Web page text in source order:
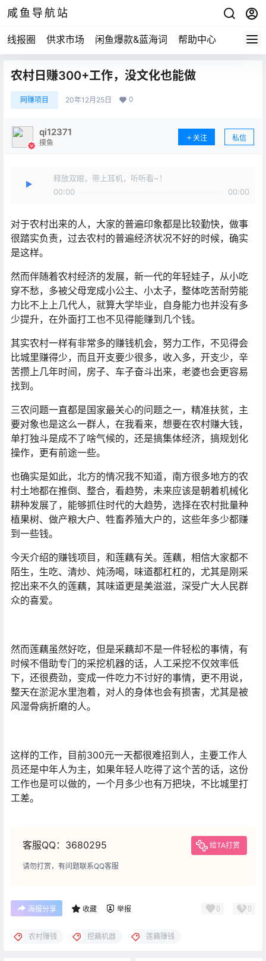
咸鱼导航站
线报圈 供求市场 闲鱼爆款&蓝海词 帮助中心
农村日赚300+工作，没文化也能做
网赚项目 20年12月25日 0
qi12371
摸鱼
关注 私信
释放双眼，带上耳机，听听看~！
00:00
00:00
对于农村出来的人，大家的普遍印象都是比较勤快，做事
很踏实负责，过去农村的普遍经济状况不好的时候，确实
是这样。
然而伴随着农村经济的发展，新一代的年轻娃子，从小吃
穿不愁，多被父母宠成小公主、小太子，整体吃苦耐劳能
力比不上上几代人，就算大学毕业，自身能力也并没有多
少提升，在外面打工也不见得能赚到几个钱。
其实农村一样有非常多的赚钱机会，努力工作，不见得会
比城里赚得少，而且开支要少很多，收入多，开支少，辛
苦攒上几年时间，房子、车子奋斗出来，老婆也会更容易
找到。
三农问题一直都是国家最关心的问题之一，精准扶贫，主
要对象也是这么一群人，在我看来，想要在农村赚大钱，
单打独斗是成不了啥气候的，还是搞集体经济，搞规划化
操作，更有前途一些。
也确实是如此，北方的情况我不知道，南方很多地方的农
村土地都在推倒、整合，看趋势，未来应该是朝着机械化
耕种发展了，能够抓住时代的大趋势，选择在农村批量种
植果树、做产粮大户、牲畜养殖大户的，这些年多少都赚
到一些钱。
今天介绍的赚钱项目，和莲藕有关。莲藕，相信大家都不
陌生，生吃、清炒、炖汤喝，味道都杠杠的，尤其是刚采
挖出来不久的莲藕，其味道更是美滋滋，深受广大人民群
众的喜爱。
然而莲藕虽然好吃，但是采藕却不是一件轻松的事情，有
时候不借助专门的采挖机器的话，人工采挖不仅效率低
下，还很费劲，变成一件吃力不讨好的事情，更不用说，
整天在淤泥水里泡着，对人的身体也会有损害，尤其是被
风湿骨病折磨的人。
这样的工作，目前300元一天都很难招到人，主要工作人
员还是中年人为主，如果年轻人吃得了这个苦的话，这份
工作也是可以做的，一个月多少也有万把块，不比城里打
工差。
客服QQ：3680295 给TA打赏
请勿打赏，有问题联系QQ客服
海报分享 收藏 举报 0 0
农村赚钱 挖藕机器 莲藕赚钱